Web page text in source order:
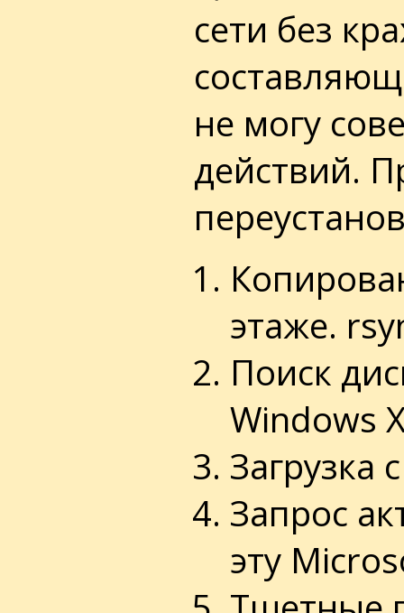
сети без
не могу
действий.
этаже.
Поиск
Windows
Загрузка
Запрос
эту